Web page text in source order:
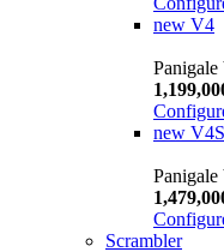
new V4
new V4S
Panigale
Scrambler